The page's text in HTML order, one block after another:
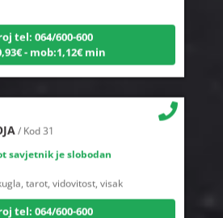
- mob:1,12€ min
savjetnik je slobodan
tarot, vidovitost, visak
tel: 064/600-600
- mob:1,12€ min